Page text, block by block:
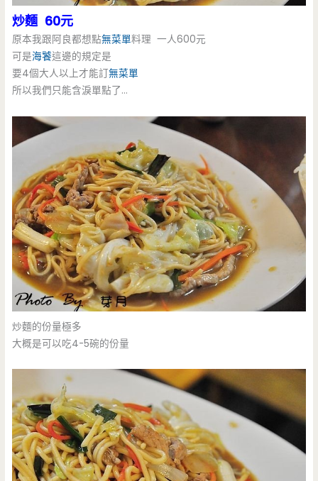
炒麵 60元
原本我跟阿良都想點無菜單料理 一人600元
可是海饕這邊的規定是
要4個大人以上才能訂無菜單
所以我們只能含淚單點了…
炒麵的份量極多
大概是可以吃4-5碗的份量